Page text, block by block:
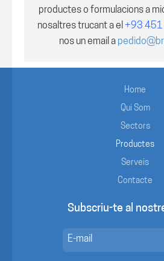
productes o formulacions a
nosaltres trucant a el +93 451
nos un email a
Home
Qui Som
Sectors
Productes
Serveis
Contacte
Subscriu-te al